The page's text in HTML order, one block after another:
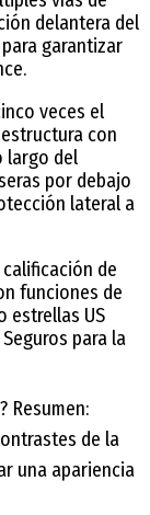
delantera del
garantizar
veces el
con
largo del
por debajo
lateral a
de
funciones de
estrellas US
para la
Resumen:
de la
una apariencia